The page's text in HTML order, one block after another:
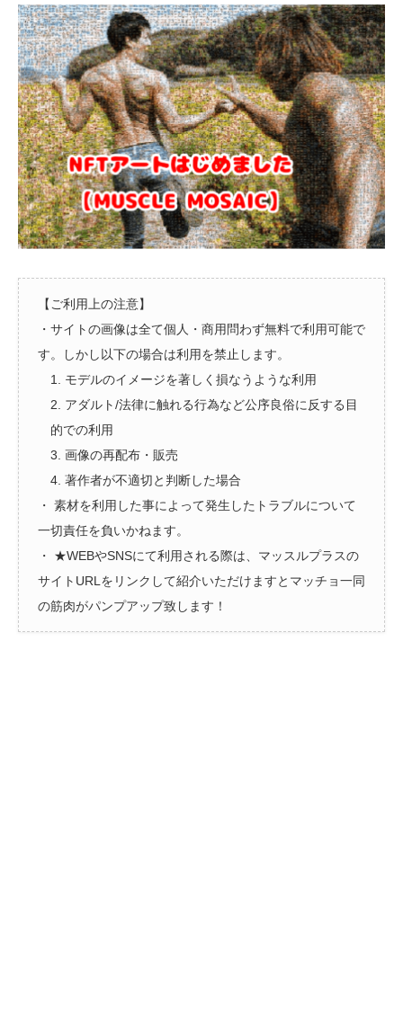
【ご利用上の注意】
・サイトの画像は全て個人・商用問わず無料で利用可能で
す。しかし以下の場合は利用を禁止します。
1. モデルのイメージを著しく損なうような利用
2. アダルト/法律に触れる行為など公序良俗に反する目
的での利用
3. 画像の再配布・販売
4. 著作者が不適切と判断した場合
・ 素材を利用した事によって発生したトラブルについて
一切責任を負いかねます。
・ ★WEBやSNSにて利用される際は、マッスルプラスの
サイトURLをリンクして紹介いただけますとマッチョ一同
の筋肉がパンプアップ致します！